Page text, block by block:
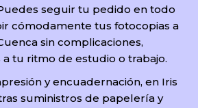
seguir tu pedido en todo
cómodamente tus fotocopias a
sin complicaciones,
tu ritmo de estudio o trabajo.
y encuadernación, en Iris
suministros de papelería y